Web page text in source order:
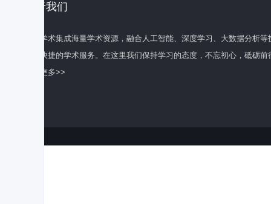
关于我们
百度学术集成海量学术资源，融合人工智能、深度学习、大数据分析
全面快捷的学术服务。在这里我们保持学习的态度，不忘初心，砥砺前
了解更多>>